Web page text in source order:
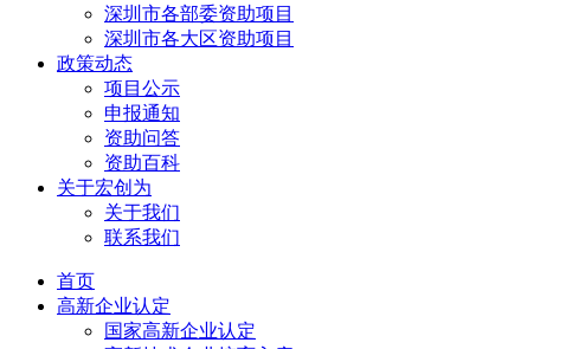
深圳市各部委资助项目
深圳市各大区资助项目
政策动态
项目公示
申报通知
资助问答
资助百科
关于宏创为
关于我们
联系我们
首页
高新企业认定
国家高新企业认定